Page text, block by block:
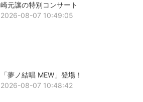
崎元讓の特別コンサート
2026-08-07 10:49:05
「夢ノ結唱 MEW」登場！
2026-08-07 10:48:42